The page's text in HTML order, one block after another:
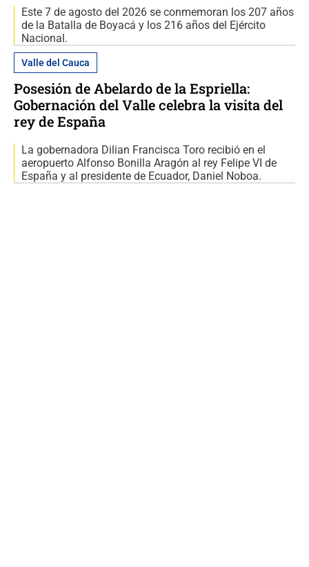
Este 7 de agosto del 2026 se conmemoran los 207 años
de la Batalla de Boyacá y los 216 años del Ejército
Nacional.
Valle del Cauca
Posesión de Abelardo de la Espriella:
Gobernación del Valle celebra la visita del
rey de España
La gobernadora Dilian Francisca Toro recibió en el
aeropuerto Alfonso Bonilla Aragón al rey Felipe VI de
España y al presidente de Ecuador, Daniel Noboa.